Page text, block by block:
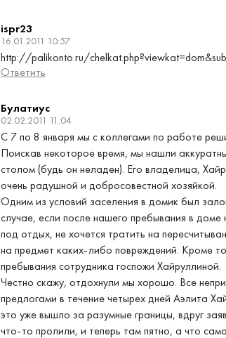
ispr23
16.01.2011 10:57
http://palikonto.ru/
Ответить
Булатиус
02.02.2011 11:04
C 7 по 8 января мы с коллегами по работе
Поискав некоторое время, мы нашли
столом (будь он неладен). Его владелица,
очень радушной и добросовестной хозяйкой.
Одним из условий заселения в домик был
случае, если после нашего пребывания в доме
под отдых, не хочется тратить на
на предмет каких-либо повреждений. Кроме
пребывания сотрудника госпожи Хайруллиной.
Честно скажу, отдохнули мы хорошо. Все
предлогами в течение четырех дней Аэлита
это уже вышло за разумные границы, вдруг
что-то пролили, и теперь там пятно, а что